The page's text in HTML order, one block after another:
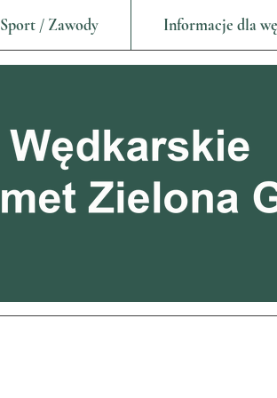
Sport / Zawody Informacje dla